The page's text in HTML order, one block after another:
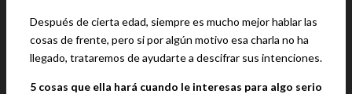
Después de cierta edad, siempre es mucho mejor hablar las
cosas de frente, pero si por algún motivo esa charla no ha
llegado, trataremos de ayudarte a descifrar sus intenciones.
5 cosas que ella hará cuando le interesas para algo serio